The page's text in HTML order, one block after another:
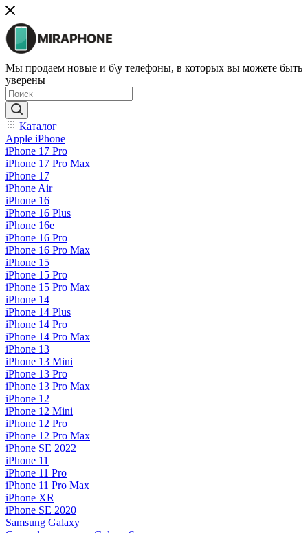
Мы продаем новые и б\у телефоны, в которых вы можете быть
уверены
Каталог
Apple iPhone
iPhone 17 Pro
iPhone 17 Pro Max
iPhone 17
iPhone Air
iPhone 16
iPhone 16 Plus
iPhone 16e
iPhone 16 Pro
iPhone 16 Pro Max
iPhone 15
iPhone 15 Pro
iPhone 15 Pro Max
iPhone 14
iPhone 14 Plus
iPhone 14 Pro
iPhone 14 Pro Max
iPhone 13
iPhone 13 Mini
iPhone 13 Pro
iPhone 13 Pro Max
iPhone 12
iPhone 12 Mini
iPhone 12 Pro
iPhone 12 Pro Max
iPhone SE 2022
iPhone 11
iPhone 11 Pro
iPhone 11 Pro Max
iPhone XR
iPhone SE 2020
Samsung Galaxy